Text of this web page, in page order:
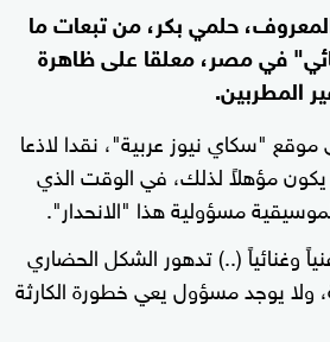
حلمي بكر، من تبعات ما
في مصر، معلقا على ظاهرة
المطربين.
"سكاي نيوز عربية"، نقدا لاذعا
مؤهلاً لذلك، في الوقت الذي
مسؤولية هذا "الانحدار".
وغنائياً (..) تدهور الشكل الحضاري
ولا يوجد مسؤول يعي خطورة الكارثة